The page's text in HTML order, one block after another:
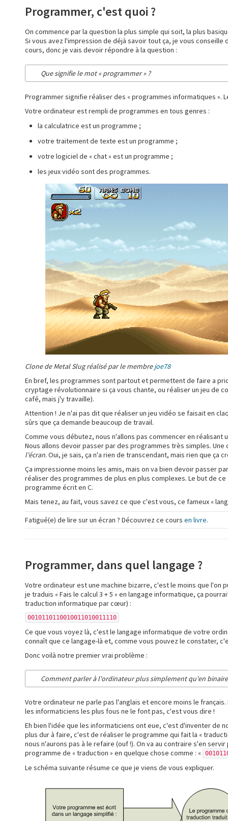
Programmer, c'est quoi ?
On commence par la question la plus simple qui soit, la plus
Si vous avez l'impression de déjà savoir tout ça, je vous
cours, donc je vais devoir répondre à la question :
Que signifie le mot « programmer » ?
Programmer signifie réaliser des « programmes informatiques
Votre ordinateur est rempli de programmes en tous genres :
la calculatrice est un programme ;
votre traitement de texte est un programme ;
votre logiciel de « chat » est un programme ;
les jeux vidéo sont des programmes.
Clone de Metal Slug réalisé par le membrejoe78
En bref, les programmes sont partout et permettent de faire a
cryptage révolutionnaire si ça vous chante, ou réaliser un jeu de
café, mais j'y travaille).
Attention ! Je n'ai pas dit que réaliser un jeu vidéo se faisait en
sûrs que ça demande beaucoup de travail.
Comme vous débutez, nous n'allons pas commencer en réalisant
Nous allons devoir passer par des programmes très simples.
l'écran. Oui, je sais, ça n'a rien de transcendant, mais rien que ça
Ça impressionne moins les amis, mais on va bien devoir passer
réaliser des programmes de plus en plus complexes. Le but de
programme écrit en C.
Mais tenez, au fait, vous savez ce que c'est vous, ce fameux «
Fatigué(e) de lire sur un écran ? Découvrez ce cours en livre.
Programmer, dans quel langage ?
Votre ordinateur est une machine bizarre, c'est le moins que l'on
je traduis « Fais le calcul 3 + 5 » en langage informatique, ça
traduction informatique par cœur) :
0010110110010011010011110
Ce que vous voyez là, c'est le langage informatique de votre
connaît que ce langage-là et, comme vous pouvez le constater,
Donc voilà notre premier vrai problème :
Comment parler à l'ordinateur plus simplement qu'en binaire
Votre ordinateur ne parle pas l'anglais et encore moins le
les informaticiens les plus fous ne le font pas, c'est vous dire !
Eh bien l'idée que les informaticiens ont eue, c'est d'inventer de
plus dur à faire, c'est de réaliser le programme qui fait la «
nous n'aurons pas à le refaire (ouf !). On va au contraire s'en
programme de « traduction » en quelque chose comme : «
Le schéma suivante résume ce que je viens de vous expliquer.